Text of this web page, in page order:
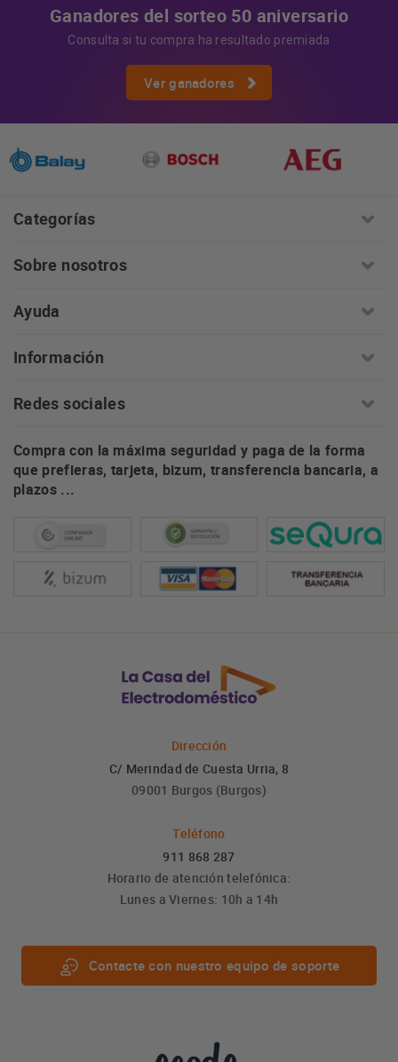
Ganadores del sorteo 50 aniversario
Consulta si tu compra ha resultado premiada
Ver ganadores
Categorías
Sobre nosotros
Ayuda
Información
Redes sociales
Compra con la máxima seguridad y paga de la forma
que prefieras, tarjeta, bizum, transferencia bancaria, a
plazos ...
Dirección
C/ Merindad de Cuesta Urria, 8
09001 Burgos (Burgos)
Teléfono
911 868 287
Horario de atención telefónica:
Lunes a Viernes: 10h a 14h
Contacte con nuestro equipo de soporte